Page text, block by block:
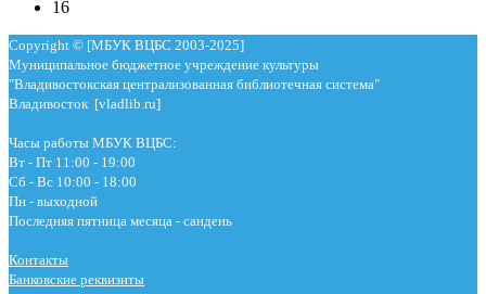
16
Copyright © [МБУК ВЦБС 2003-2025]
Муниципальное бюджетное учреждение культуры
"Владивостокская централизованная библиотечная система"
Владивосток [vladlib.ru]
Часы работы МБУК ВЦБС:
Вт - Пт 11:00 - 19:00
Сб - Вс 10:00 - 18:00
Пн - выходной
Последняя пятница месяца - сандень
Контакты
Банковские реквизиты